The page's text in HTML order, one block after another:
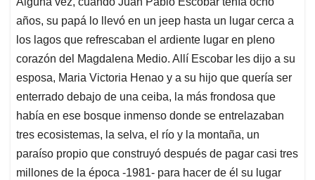
años, su papá lo llevó en un jeep hasta un lugar cerca a
los lagos que refrescaban el ardiente lugar en pleno
corazón del Magdalena Medio. Allí Escobar les dijo a su
esposa, Maria Victoria Henao y a su hijo que quería ser
enterrado debajo de una ceiba, la más frondosa que
había en ese bosque inmenso donde se entrelazaban
tres ecosistemas, la selva, el río y la montaña, un
paraíso propio que construyó después de pagar casi tres
millones de la época -1981- para hacer de él su lugar